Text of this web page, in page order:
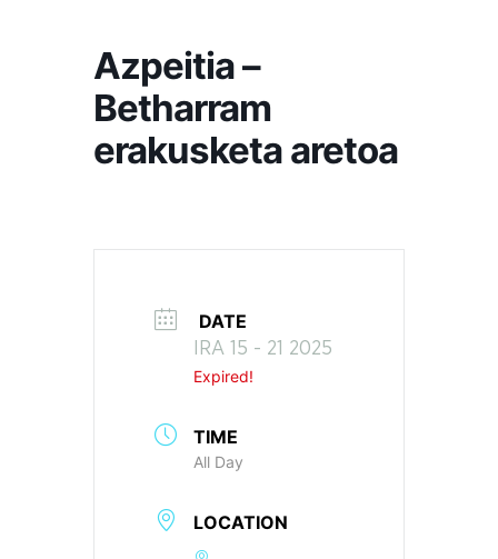
Azpeitia –
Betharram
erakusketa aretoa
DATE
IRA 15 - 21 2025
Expired!
TIME
All Day
LOCATION